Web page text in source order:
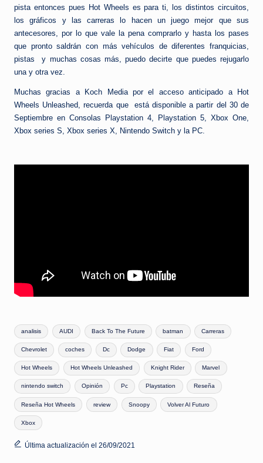
pista entonces pues Hot Wheels es para ti, los distintos circuitos,
los gráficos y las carreras lo hacen un juego mejor que sus
antecesores, por lo que vale la pena comprarlo y hasta los pases
que pronto saldrán con más vehículos de diferentes franquicias,
pistas y muchas cosas más, puedo decirte que puedes rejugarlo
una y otra vez.
Muchas gracias a Koch Media por el acceso anticipado a Hot
Wheels Unleashed, recuerda que está disponible a partir del 30 de
Septiembre en Consolas Playstation 4, Playstation 5, Xbox One,
Xbox series S, Xbox series X, Nintendo Switch y la PC.
Etiquetas:
analisis AUDI Back To The Future batman Carreras
Chevrolet coches Dc Dodge Fiat Ford
Hot Wheels Hot Wheels Unleashed Knight Rider Marvel
nintendo switch Opinión Pc Playstation Reseña
Reseña Hot Wheels review Snoopy Volver Al Futuro
Xbox
Última actualización el 26/09/2021